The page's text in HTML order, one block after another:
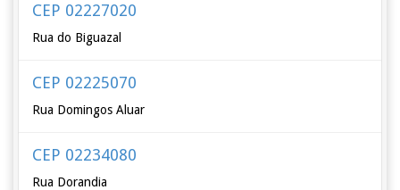
CEP 02227020
Rua do Biguazal
CEP 02225070
Rua Domingos Aluar
CEP 02234080
Rua Dorandia